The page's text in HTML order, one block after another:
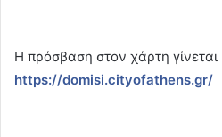
Η πρόσβαση στον χάρτη γίνεται
https://domisi.cityofathens.gr/